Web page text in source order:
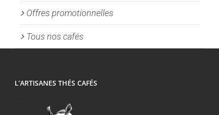
Offres promotionnelles
Tous nos cafés
L’ARTISANES THÉS CAFÉS